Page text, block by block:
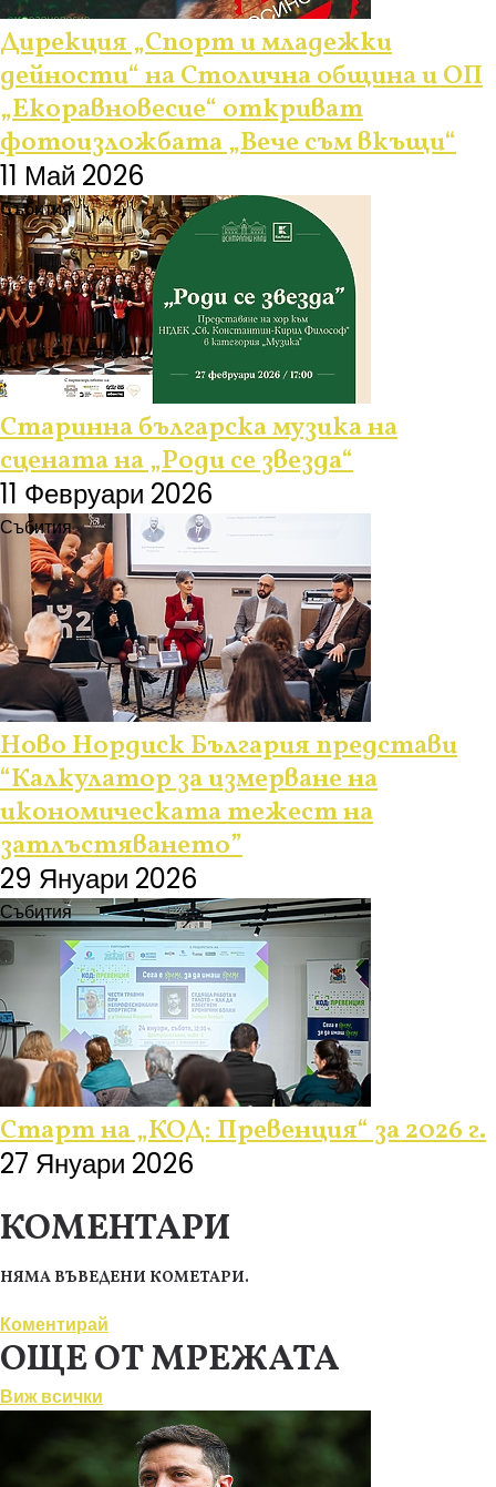
Дирекция „Спорт и младежки
дейности“ на Столична община и ОП
„Екоравновесие“ откриват
фотоизложбата „Вече съм вкъщи“
11 Май 2026
Събития
Старинна българска музика на
сцената на „Роди се звезда“
11 Февруари 2026
Събития
Ново Нордиск България представи
“Калкулатор за измерване на
икономическата тежест на
затлъстяването”
29 Януари 2026
Събития
Старт на „КОД: Превенция“ за 2026 г.
27 Януари 2026
КОМЕНТАРИ
НЯМА ВЪВЕДЕНИ КОМЕТАРИ.
Коментирай
ОЩЕ ОТ МРЕЖАТА
Виж всички